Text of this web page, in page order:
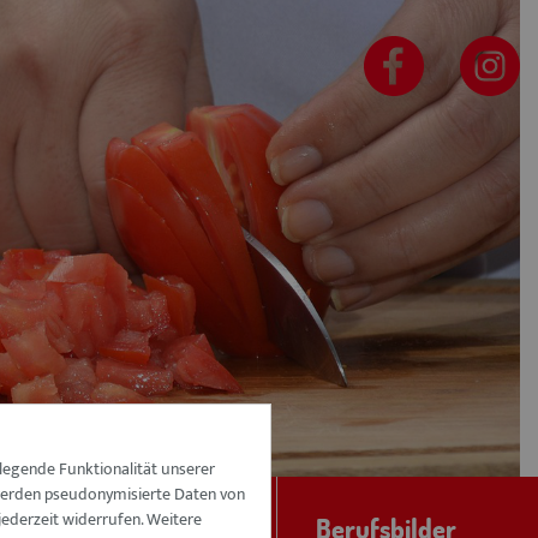
Stellenangebote Berufsbilder
Funktionalität unserer
pseudonymisierte Daten von
widerrufen. Weitere